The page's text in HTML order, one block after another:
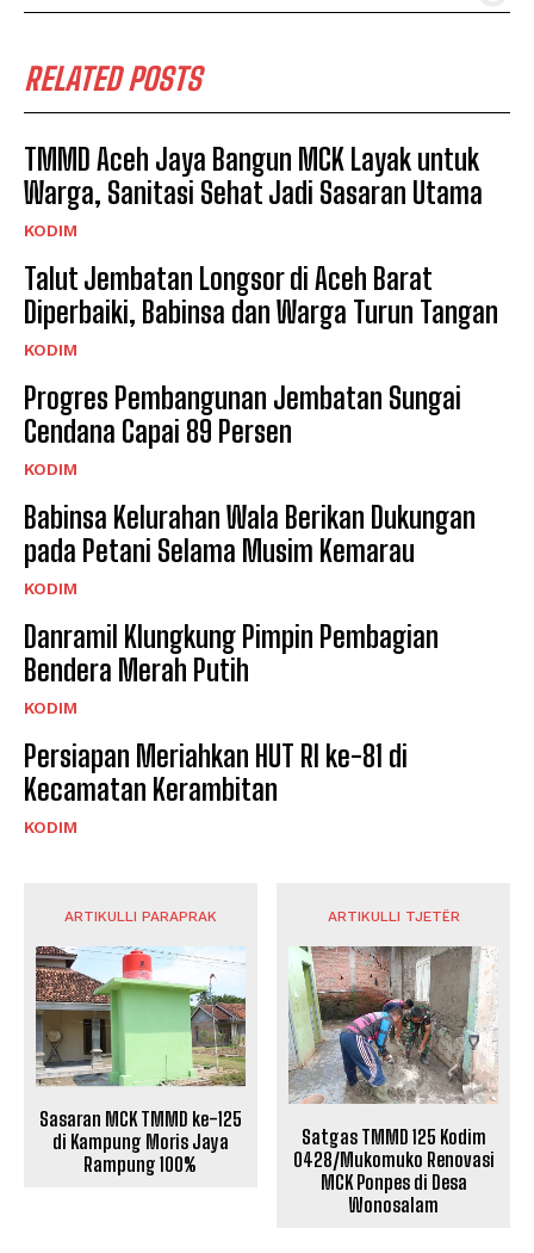
RELATED POSTS
TMMD Aceh Jaya Bangun MCK Layak untuk
Warga, Sanitasi Sehat Jadi Sasaran Utama
KODIM
Talut Jembatan Longsor di Aceh Barat
Diperbaiki, Babinsa dan Warga Turun Tangan
KODIM
Progres Pembangunan Jembatan Sungai
Cendana Capai 89 Persen
KODIM
Babinsa Kelurahan Wala Berikan Dukungan
pada Petani Selama Musim Kemarau
KODIM
Danramil Klungkung Pimpin Pembagian
Bendera Merah Putih
KODIM
Persiapan Meriahkan HUT RI ke-81 di
Kecamatan Kerambitan
KODIM
ARTIKULLI PARAPRAK
Sasaran MCK TMMD ke-125
di Kampung Moris Jaya
Rampung 100%
ARTIKULLI TJETËR
Satgas TMMD 125 Kodim
0428/Mukomuko Renovasi
MCK Ponpes di Desa
Wonosalam